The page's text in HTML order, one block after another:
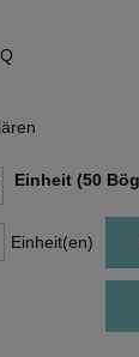
Einheit (50
Einheit(en)